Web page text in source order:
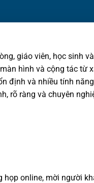
giáo viên, học sinh
hình và cộng tác từ
định và nhiều tính
rõ ràng và chuyên
online, mời người